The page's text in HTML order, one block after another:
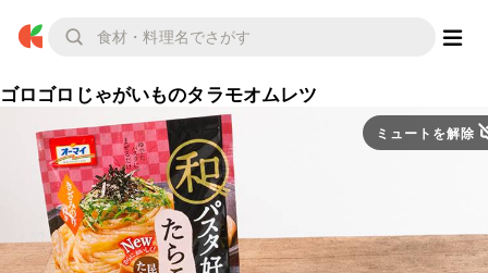
ゴロゴロじゃがいものタラモオムレツ
ミュートを解除